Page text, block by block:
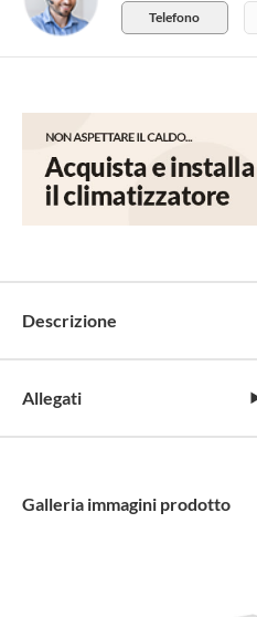
Telefono
Descrizione
Allegati
Galleria immagini prodotto